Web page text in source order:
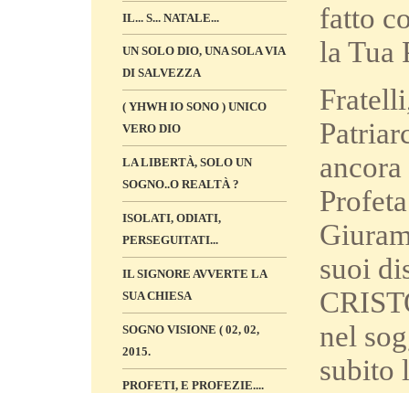
IL... S... NATALE...
UN SOLO DIO, UNA SOLA VIA
DI SALVEZZA
( YHWH IO SONO ) UNICO
VERO DIO
LA LIBERTÀ, SOLO UN
SOGNO..O REALTÀ ?
ISOLATI, ODIATI,
PERSEGUITATI...
IL SIGNORE AVVERTE LA
SUA CHIESA
SOGNO VISIONE ( 02, 02,
2015.
PROFETI, E PROFEZIE....
fatto
la Tua
suoi
nel
subito